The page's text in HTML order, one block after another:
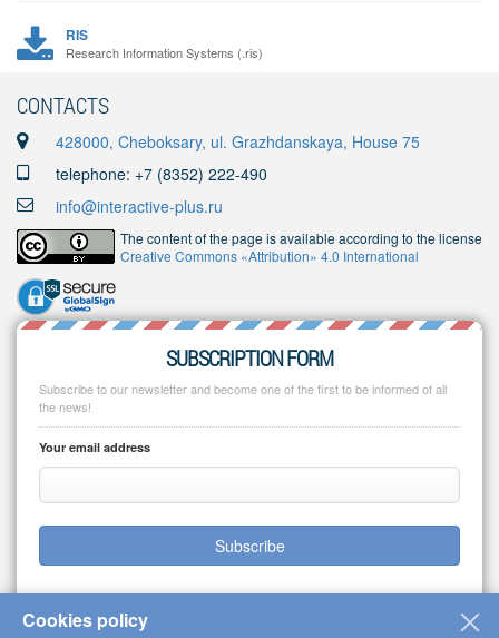
RIS
Research Information Systems (.ris)
CONTACTS
428000, Cheboksary, ul. Grazhdanskaya, House 75
telephone: +7 (8352) 222-490
info@interactive-plus.ru
The content of the page is available according to the license
Creative Commons «Attribution» 4.0 International
SUBSCRIPTION FORM
Subscribe to our newsletter and become one of the first to be informed of all
the news!
Your email address
Subscribe
Cookies policy